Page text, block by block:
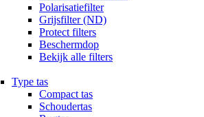
Polarisatiefilter
Grijsfilter (ND)
Protect filters
Beschermdop
Bekijk alle filters
Type tas
Compact tas
Schoudertas